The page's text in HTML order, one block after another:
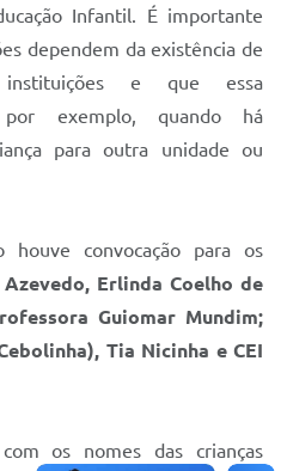
Infantil. É importante
dependem da existência de
e que essa
por exemplo, quando há
para outra unidade ou
houve convocação para os
Azevedo, Erlinda Coelho de
Guiomar Mundim;
Tia Nicinha e CEI
os nomes das crianças